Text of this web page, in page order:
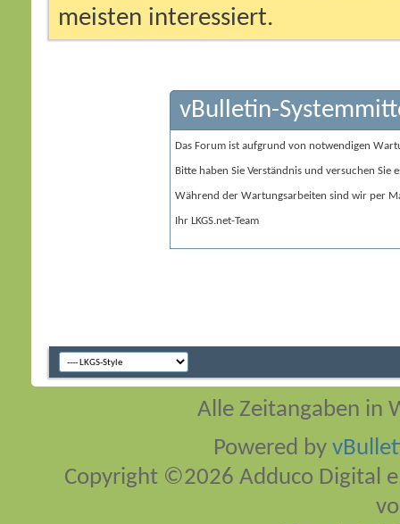
meisten interessiert.
vBulletin-
Das Forum ist aufgrund von notwendigen
Bitte haben Sie Verständnis und versuchen Sie
Während der Wartungsarbeiten sind wir per
Ihr LKGS.net-Team
Alle Zeitangaben in
Powered by
Copyright ©2026 Adduco Digital